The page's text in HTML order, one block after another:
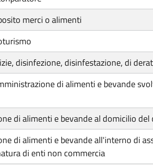
merci o alimenti
disinfezione, disinfestazione, di
di alimenti e bevande
di alimenti e bevande al domicilio
di alimenti e bevande all'interno di
di enti non commercia